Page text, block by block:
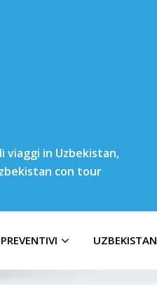
viaggi in Uzbekistan,
con tour
PREVENTIVI UZBEKISTAN